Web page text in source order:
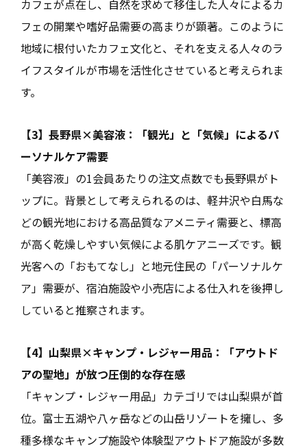
カフェが点在し、自然を求めて移住した人々によるカ
フェの開業や嗜好品需要の高まりが顕著。このように
地域に根付いたカフェ文化と、それを支える人々のラ
イフスタイルが市場を活性化させていると考えられま
す。
【3】長野県×美容液：「観光」と「気候」によるパ
ーソナルケア需要
「美容液」の1会員あたりの注文点数でも長野県がト
ップに。背景として考えられるのは、軽井沢や白馬な
どの観光地における高品質なアメニティ需要と、標高
が高く乾燥しやすい気候による肌ケアニーズです。観
光客への「おもてなし」と地元住民の「パーソナルケ
ア」需要が、宿泊施設や小売店による仕入れを後押し
していると推察されます。
【4】山梨県×キャンプ・レジャー用品：「アウトド
アの聖地」が放つ圧倒的な存在感
「キャンプ・レジャー用品」カテゴリでは山梨県が首
位。富士五湖や八ヶ岳などの山岳リゾートを擁し、多
種多様なキャンプ施設や体験型アウトドア施設が多数